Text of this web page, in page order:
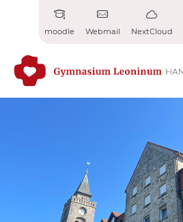
moodle Webmail NextCloud